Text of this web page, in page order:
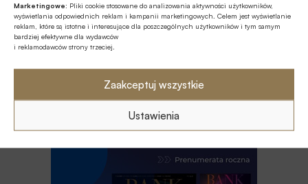
Marketingowe: Pliki cookie stosowane do analizowania aktywności użytkowników,
wyświetlania odpowiednich reklam i kampanii marketingowych. Celem jest wyświetlanie
reklam, które są istotne i interesujące dla poszczególnych użytkowników i tym samym
bardziej efektywne dla wydawców
i reklamodawców strony trzeciej.
Zaakceptuj wszystkie
Ustawienia
Autor
Bartosz Sawicki